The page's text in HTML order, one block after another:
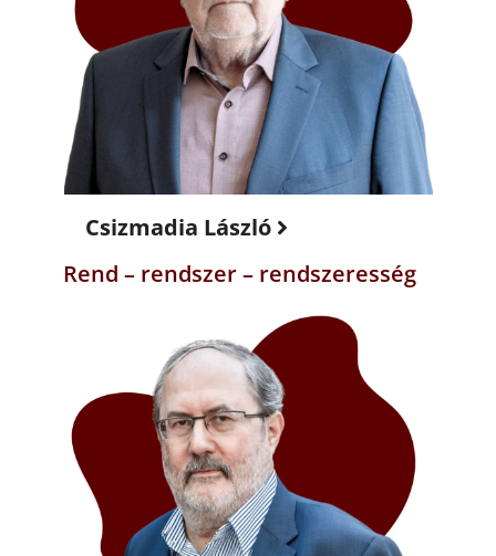
Csizmadia László
Rend – rendszer – rendszeresség